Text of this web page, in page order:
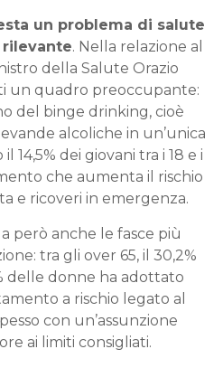
un problema di salute
. Nella relazione al
della Salute Orazio
un quadro preoccupante:
del binge drinking, cioè
alcoliche in un’unica
14,5% dei giovani tra i 18 e i
che aumenta il rischio
e ricoveri in emergenza.
però anche le fasce più
tra gli over 65, il 30,2%
delle donne ha adottato
a rischio legato al
con un’assunzione
ai limiti consigliati.